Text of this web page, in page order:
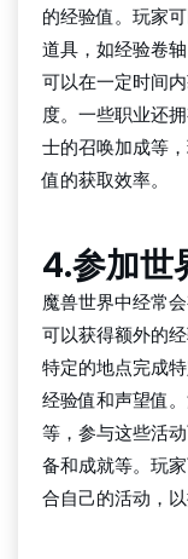
的经验值。玩家
道具，如经验卷
可以在一定时间
度。一些职业还
士的召唤加成等
值的获取效率。
4.参加世
魔兽世界中经常
可以获得额外的
特定的地点完成
经验值和声望值
等，参与这些活
备和成就等。玩
合自己的活动，以